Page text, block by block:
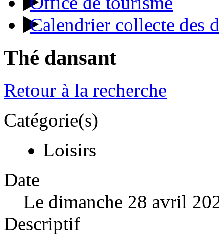
Calendrier collecte des
Thé dansant
Retour à la recherche
Catégorie(s)
Loisirs
Date
Le dimanche 28 avril
Descriptif